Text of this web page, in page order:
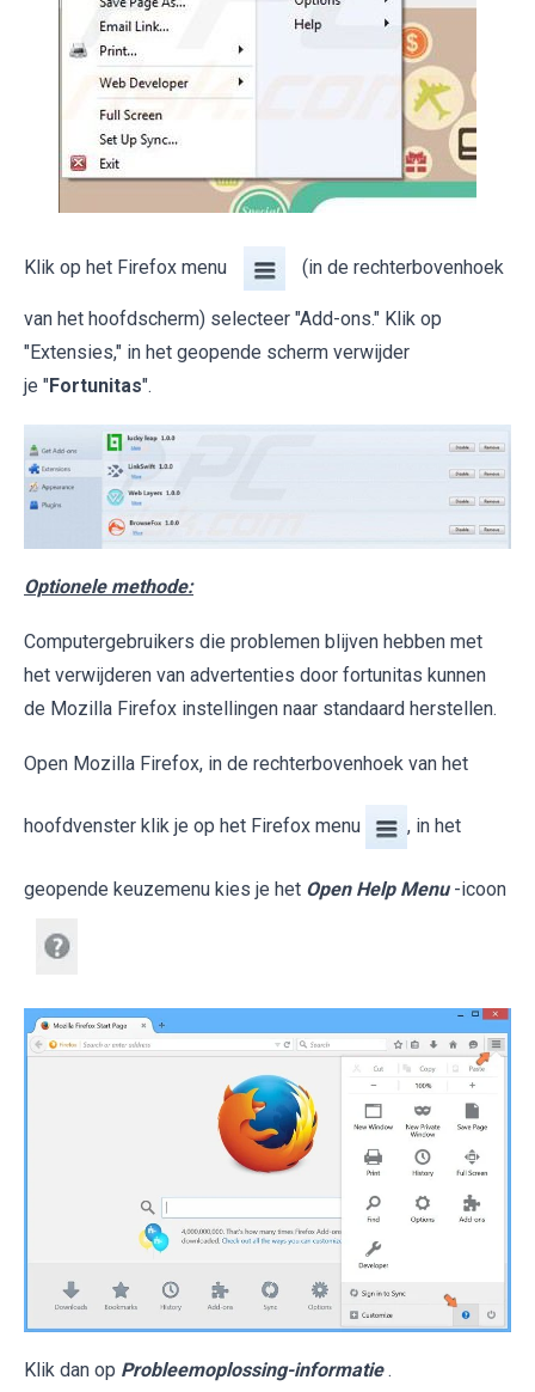
Klik op het Firefox menu (in de rechterbovenhoek
van het hoofdscherm) selecteer "Add-ons." Klik op
"Extensies," in het geopende scherm verwijder
je "Fortunitas".
Optionele methode:
Computergebruikers die problemen blijven hebben met
het verwijderen van advertenties door fortunitas kunnen
de Mozilla Firefox instellingen naar standaard herstellen.
Open Mozilla Firefox, in de rechterbovenhoek van het
hoofdvenster klik je op het Firefox menu , in het
geopende keuzemenu kies je het Open Help Menu -icoon
Klik dan op Probleemoplossing-informatie .